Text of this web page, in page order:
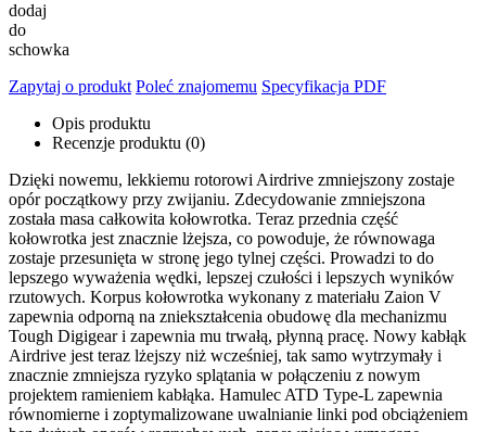
dodaj
do
schowka
Zapytaj o produkt Poleć znajomemu Specyfikacja PDF
Opis produktu
Recenzje produktu (0)
Dzięki nowemu, lekkiemu rotorowi Airdrive zmniejszony zostaje
opór początkowy przy zwijaniu. Zdecydowanie zmniejszona
została masa całkowita kołowrotka. Teraz przednia część
kołowrotka jest znacznie lżejsza, co powoduje, że równowaga
zostaje przesunięta w stronę jego tylnej części. Prowadzi to do
lepszego wyważenia wędki, lepszej czułości i lepszych wyników
rzutowych. Korpus kołowrotka wykonany z materiału Zaion V
zapewnia odporną na zniekształcenia obudowę dla mechanizmu
Tough Digigear i zapewnia mu trwałą, płynną pracę. Nowy kabłąk
Airdrive jest teraz lżejszy niż wcześniej, tak samo wytrzymały i
znacznie zmniejsza ryzyko splątania w połączeniu z nowym
projektem ramieniem kabłąka. Hamulec ATD Type-L zapewnia
równomierne i zoptymalizowane uwalnianie linki pod obciążeniem